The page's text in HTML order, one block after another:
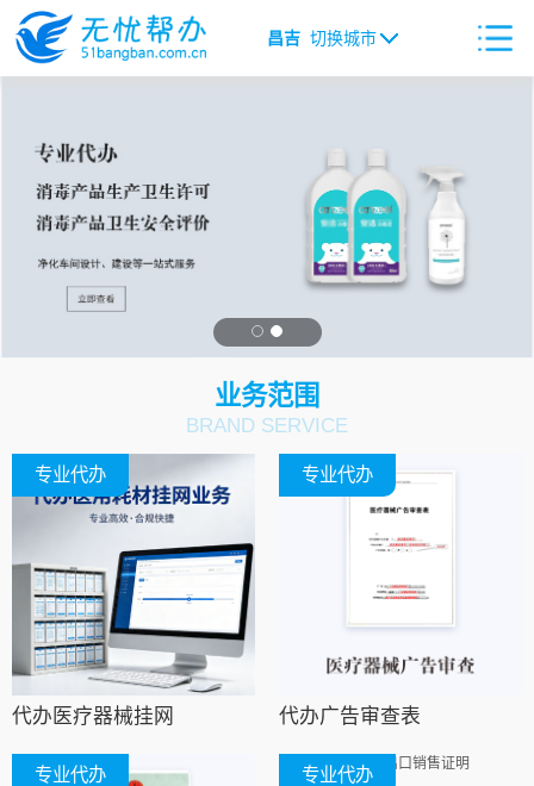
昌吉 切换城市
业务范围
BRAND SERVICE
专业代办
代办医疗器械挂网
专业代办
代办广告审查表
专业代办 专业代办